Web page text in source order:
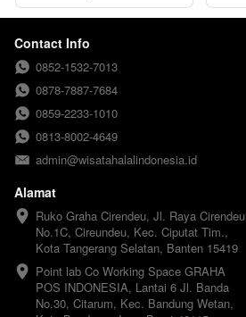
Contact Info
0852-1532-7013
0878-7887-7684
0859-2233-1010
0813-8002-4649
admin@wisatahalalindonesia.id
Alamat
Ruko Graha Cirendeu, Jl. Raya Cirendeu
No.1C, Cireundeu, Kec. Ciputat Tim.,
Kota Tangerang Selatan, Banten 15419
Point lab Co Working Space GRAHA
POS INDONESIA, Lantai 6 Jl. Banda
No.30, Citarum, Kec. Bandung Wetan,